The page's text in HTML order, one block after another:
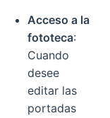
Acceso a la
fototeca:
Cuando
desee
editar las
portadas